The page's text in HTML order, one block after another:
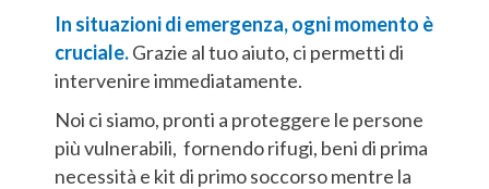
In situazioni di emergenza, ogni momento è
cruciale.Grazie al tuo aiuto, ci permetti di
intervenire immediatamente.
Noi ci siamo, pronti a proteggere le persone
più vulnerabili, fornendo rifugi, beni di prima
necessità e kit di primo soccorso mentre la